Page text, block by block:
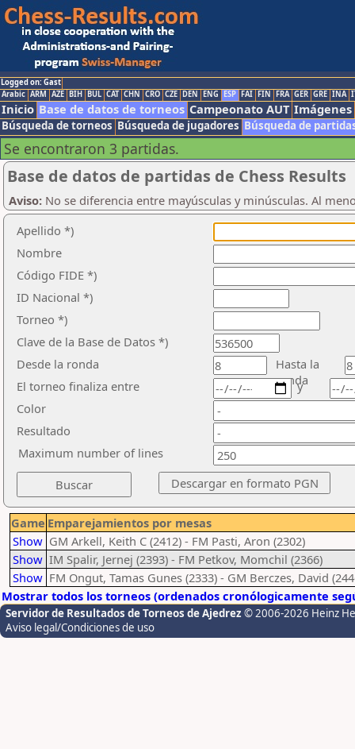
Logged on: Gast
Arabic ARM AZE BIH BUL CAT CHN CRO CZE DEN ENG ESP FAI FIN FRA GER GRE INA
Inicio Base de datos de torneos Campeonato AUT Imágenes
Búsqueda de torneos Búsqueda de jugadores Búsqueda de
Se encontraron 3 partidas.
Base de datos de partidas de Chess Results
Aviso: No se diferencia entre mayúsculas y minúsculas. Al
Apellido *)
Nombre
Código FIDE *)
ID Nacional *)
Torneo *)
Clave de la Base de Datos *)
Desde la ronda
Hasta la
ronda
El torneo finaliza entre
Color
Resultado
y
Maximum number of lines
Game Emparejamientos por mesas
Show GM Arkell, Keith C (2412) - FM Pasti, Aron (2302)
Show IM Spalir, Jernej (2393) - FM Petkov, Momchil (2366)
Show FM Ongut, Tamas Gunes (2333) - GM Berczes, David
Mostrar todos los torneos (ordenados cronólogicamente
Servidor de Resultados de Torneos de Ajedrez © 2006-2026 Heinz
Aviso legal/Condiciones de uso